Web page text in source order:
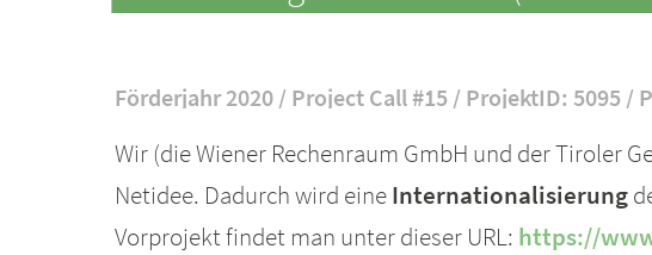
Förderjahr 2020 / Project Call #15 / ProjektID: 5095 /
Wir (die Wiener Rechenraum GmbH und der Tiroler
Netidee. Dadurch wird eineInternationalisierung
Vorprojekt findet man unter dieser URL: https://